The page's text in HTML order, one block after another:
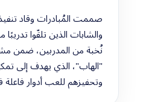
صممت المُبادرات وقاد
والشابات الذين تلقّوا
نُخبة من المدربين، ضمن
"الهاب"، الذي يهدف إلى
وتحفيزهم للعب أدوار